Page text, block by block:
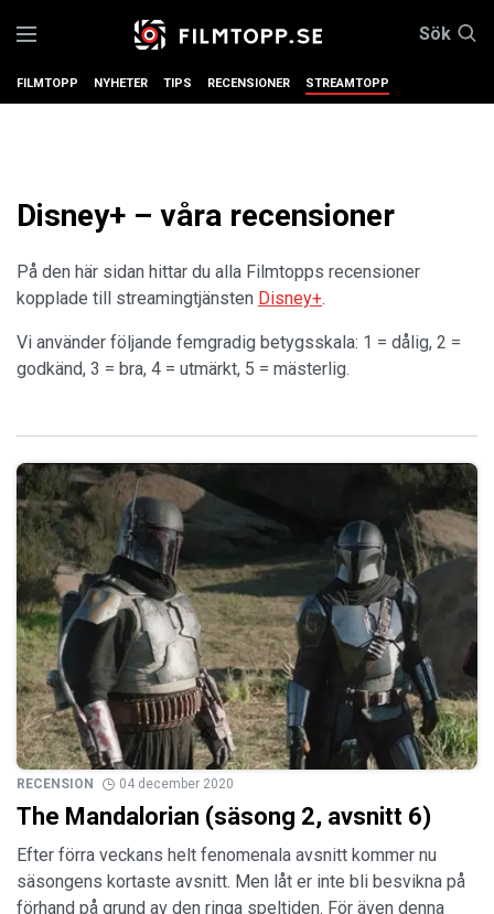
Sök
FILMTOPP NYHETER TIPS RECENSIONER STREAMTOPP
Disney+ – våra recensioner
På den här sidan hittar du alla Filmtopps recensioner
kopplade till streamingtjänsten Disney+.
Vi använder följande femgradig betygsskala: 1 = dålig, 2 =
godkänd, 3 = bra, 4 = utmärkt, 5 = mästerlig.
RECENSION 04 december 2020
The Mandalorian (säsong 2, avsnitt 6)
Efter förra veckans helt fenomenala avsnitt kommer nu
säsongens kortaste avsnitt. Men låt er inte bli besvikna på
förhand på grund av den ringa speltiden. För även denna